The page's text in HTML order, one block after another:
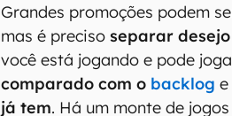
Grandes promoções podem
mas é precisoseparar
você está jogando e pode
comparado com o backlog
já tem. Há um monte de